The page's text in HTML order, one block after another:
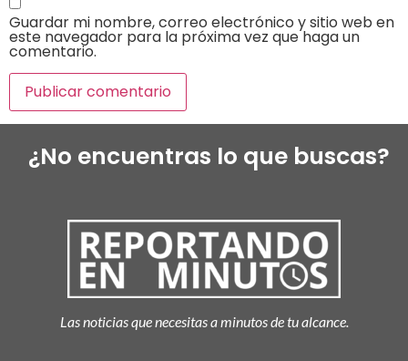
Guardar mi nombre, correo electrónico y sitio web en
este navegador para la próxima vez que haga un
comentario.
¿No encuentras lo que buscas?
Las noticias que necesitas a minutos de tu alcance.